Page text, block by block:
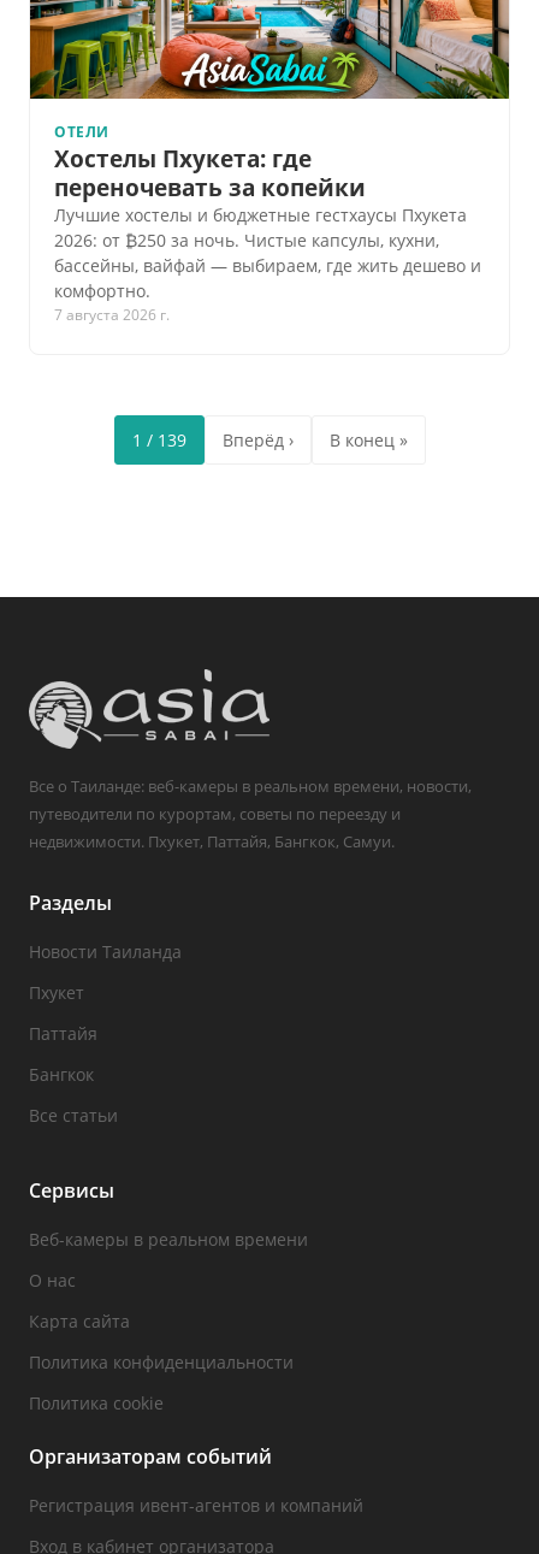
ОТЕЛИ
Хостелы Пхукета: где
переночевать за копейки
Лучшие хостелы и бюджетные гестхаусы Пхукета
2026: от ₿250 за ночь. Чистые капсулы, кухни,
бассейны, вайфай — выбираем, где жить дешево и
комфортно.
7 августа 2026 г.
1 / 139 Вперёд › В конец »
Все о Таиланде: веб-камеры в реальном времени, новости,
путеводители по курортам, советы по переезду и
недвижимости. Пхукет, Паттайя, Бангкок, Самуи.
Разделы
Новости Таиланда
Пхукет
Паттайя
Бангкок
Все статьи
Сервисы
Веб-камеры в реальном времени
О нас
Карта сайта
Политика конфиденциальности
Политика cookie
Организаторам событий
Регистрация ивент-агентов и компаний
Вход в кабинет организатора